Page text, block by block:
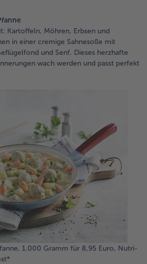
Kartoffeln, Möhren, Erbsen und
in einer cremige Sahnesoße mit
und Senf. Dieses herzhafte
wach werden und passt perfekt
1.000 Gramm für 8,95 Euro, Nutri-